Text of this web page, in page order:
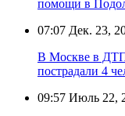
помощи в
07:07 Дек. 23,
В Москве в
пострадали 4
09:57 Июль 22,